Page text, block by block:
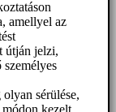
amellyel az
útján jelzi,
személyes
sérülése,
kezelt